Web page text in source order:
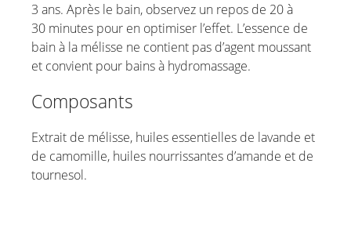
3 ans. Après le bain, observez un repos de 20 à
30 minutes pour en optimiser l’effet. L’essence de
bain à la mélisse ne contient pas d’agent moussant
et convient pour bains à hydromassage.
Composants
Extrait de mélisse, huiles essentielles de lavande et
de camomille, huiles nourrissantes d’amande et de
tournesol.